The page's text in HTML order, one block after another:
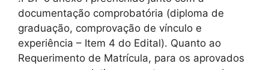
documentação comprobatória (diploma de
graduação, comprovação de vínculo e
experiência – Item 4 do Edital). Quanto ao
Requerimento de Matrícula, para os aprovados